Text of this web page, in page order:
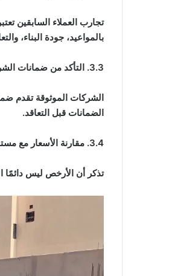
تجارب العملاء السابقين
بالمواعيد، جودة البناء،
3.3. التأكد من ضمانات الشركة
الشركات الموثوقة تقدم
الضمانات قبل التعاقد.
3.4. مقارنة الأسعار مع مستوى الجودة
تذكر أن الأرخص ليس دائمًا